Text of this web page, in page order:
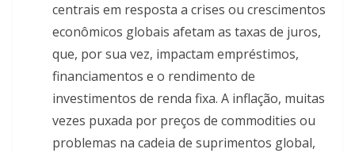
centrais em resposta a crises ou crescimentos
econômicos globais afetam as taxas de juros,
que, por sua vez, impactam empréstimos,
financiamentos e o rendimento de
investimentos de renda fixa. A inflação, muitas
vezes puxada por preços de commodities ou
problemas na cadeia de suprimentos global,